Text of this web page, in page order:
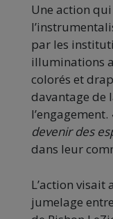
Une action
par les
illuminations
colorés et
davantage de
l’engagement.
devenir des
dans leur
L’action
jumelage